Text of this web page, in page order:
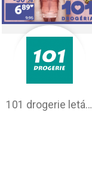
101 drogerie leták aktuálny